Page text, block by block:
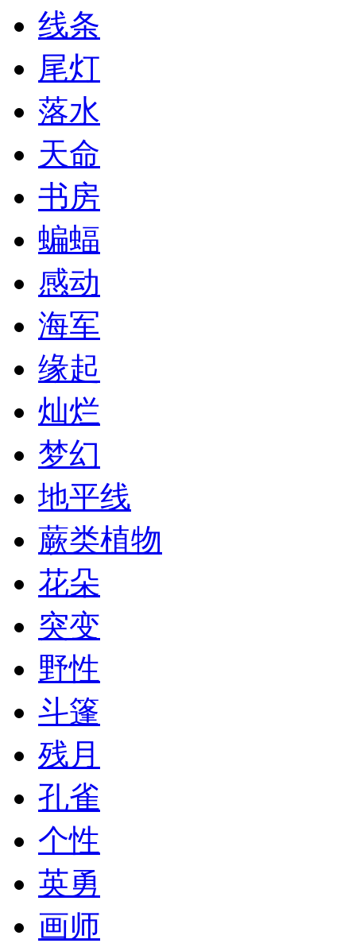
线条
尾灯
落水
天命
书房
蝙蝠
感动
海军
缘起
灿烂
梦幻
地平线
蕨类植物
花朵
突变
野性
斗篷
残月
孔雀
个性
英勇
画师